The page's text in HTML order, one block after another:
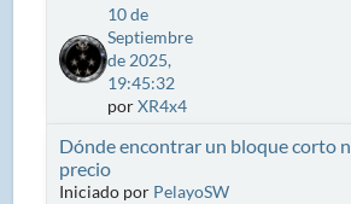
10 de
Septiembre
de 2025,
19:45:32
porXR4x4
Dónde encontrar un bloque corto
precio
Iniciado por PelayoSW